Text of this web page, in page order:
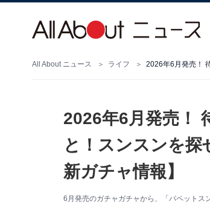
All About ニュース ライフ
2026年6月発売！
と！スンスンを
新ガチャ情報】
6月発売のガチャガチャから、「パペットス